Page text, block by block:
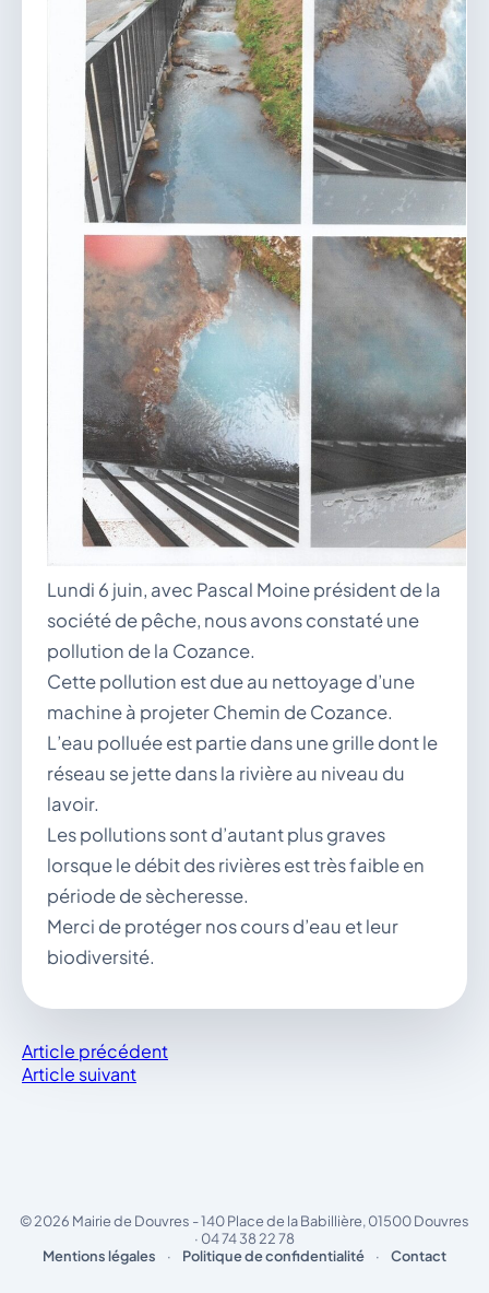
Lundi 6 juin, avec Pascal Moine président de la
société de pêche, nous avons constaté une
pollution de la Cozance.
Cette pollution est due au nettoyage d’une
machine à projeter Chemin de Cozance.
L’eau polluée est partie dans une grille dont le
réseau se jette dans la rivière au niveau du
lavoir.
Les pollutions sont d’autant plus graves
lorsque le débit des rivières est très faible en
période de sècheresse.
Merci de protéger nos cours d’eau et leur
biodiversité.
Article précédent
Article suivant
© 2026 Mairie de Douvres - 140 Place de la Babillière, 01500 Douvres
· 04 74 38 22 78
Mentions légales
· Politique de confidentialité · Contact